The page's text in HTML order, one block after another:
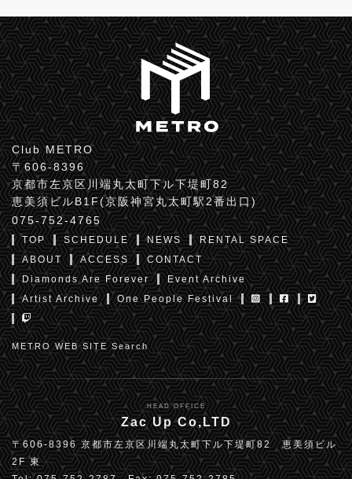
Club METRO
〒606-8396
京都市左京区川端丸太町下ル下堤町82
恵美須ビルB1F(京阪神宮丸太町駅2番出口)
075-752-4765
TOP SCHEDULE NEWS
RENTAL SPACE
ABOUT
ACCESS
CONTACT
Diamonds Are Forever
Event Archive
Artist Archive
One People Festival
METRO WEB SITE Search
HEAD OFFICE
Zac Up Co,LTD
〒606-8396 京都市左京区川端丸太町下ル下堤町82 恵美須ビル
2F 東